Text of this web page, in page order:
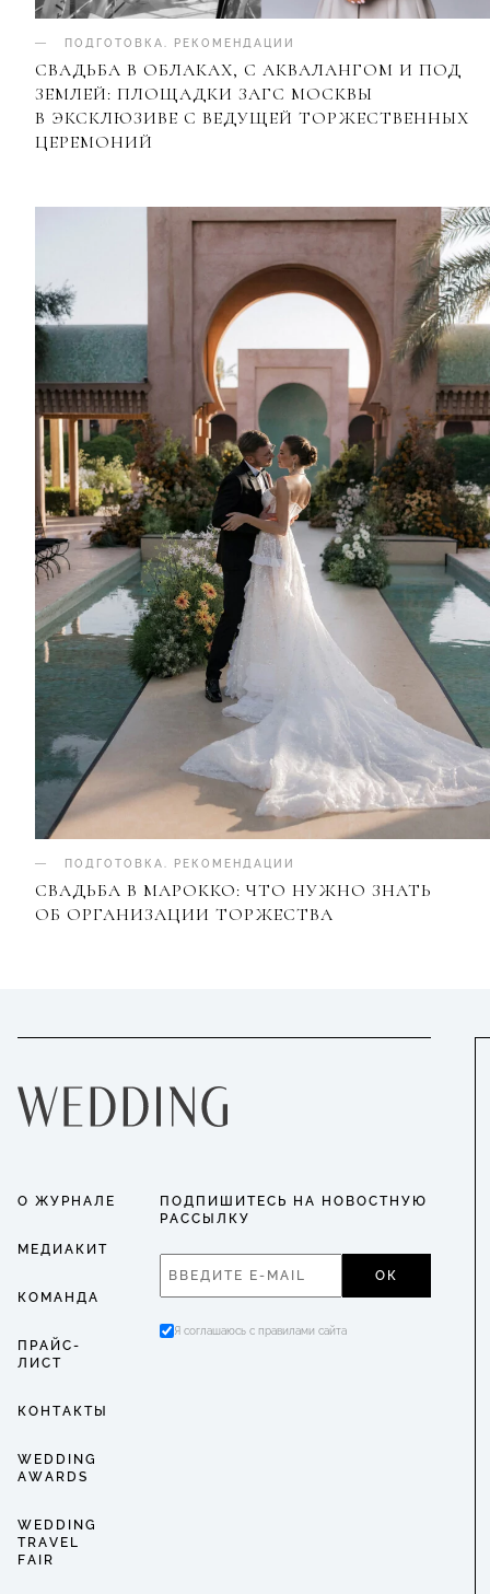
ПОДГОТОВКА РЕКОМЕНДАЦИИ
СВАДЬБА В ОБЛАКАХ, С АКВАЛАНГОМ И ПОД
ЗЕМЛЕЙ: ПЛОЩАДКИ ЗАГС МОСКВЫ
В ЭКСКЛЮЗИВЕ С ВЕДУЩЕЙ ТОРЖЕСТВЕННЫХ
ЦЕРЕМОНИЙ
ПОДГОТОВКА. РЕКОМЕНДАЦИИ
СВАДЬБА В МАРОККО: ЧТО НУЖНО ЗНАТЬ
ОБ ОРГАНИЗАЦИИ ТОРЖЕСТВА
О ЖУРНАЛЕ
МЕДИАКИТ
КОМАНДА
ПРАЙС-
ЛИСТ
КОНТАКТЫ
WEDDING
AWARDS
WEDDING
TRAVEL
FAIR
ПОДПИШИТЕСЬ НА НОВОСТНУЮ
РАССЫЛКУ
ОК
Я соглашаюсь с правилами сайта